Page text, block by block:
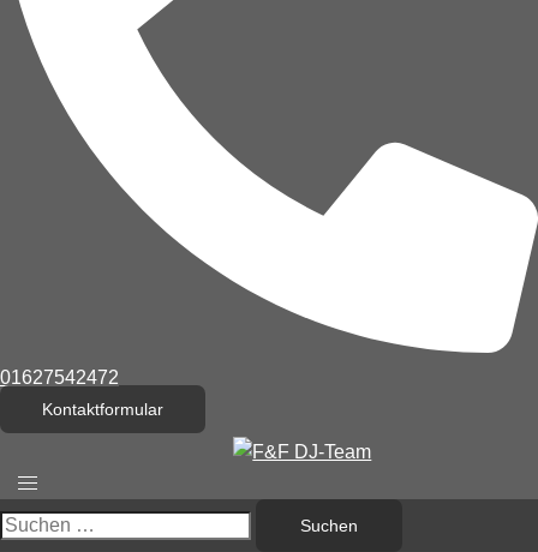
01627542472
Kontaktformular
Menü
umschalten
Suchen